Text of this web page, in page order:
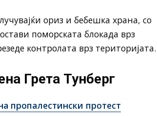
ориз и бебешка храна, со
поморската блокада врз
контролата врз територијата.
Грета Тунберг
пропалестински протест